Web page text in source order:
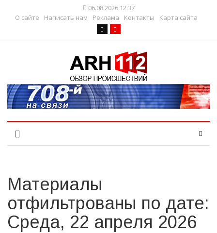
06.08.2026 12:37
О сайте
Написать нам Реклама Контакты Карта сайта
Материалы
отфильтрованы по дате:
Среда, 22 апреля 2026